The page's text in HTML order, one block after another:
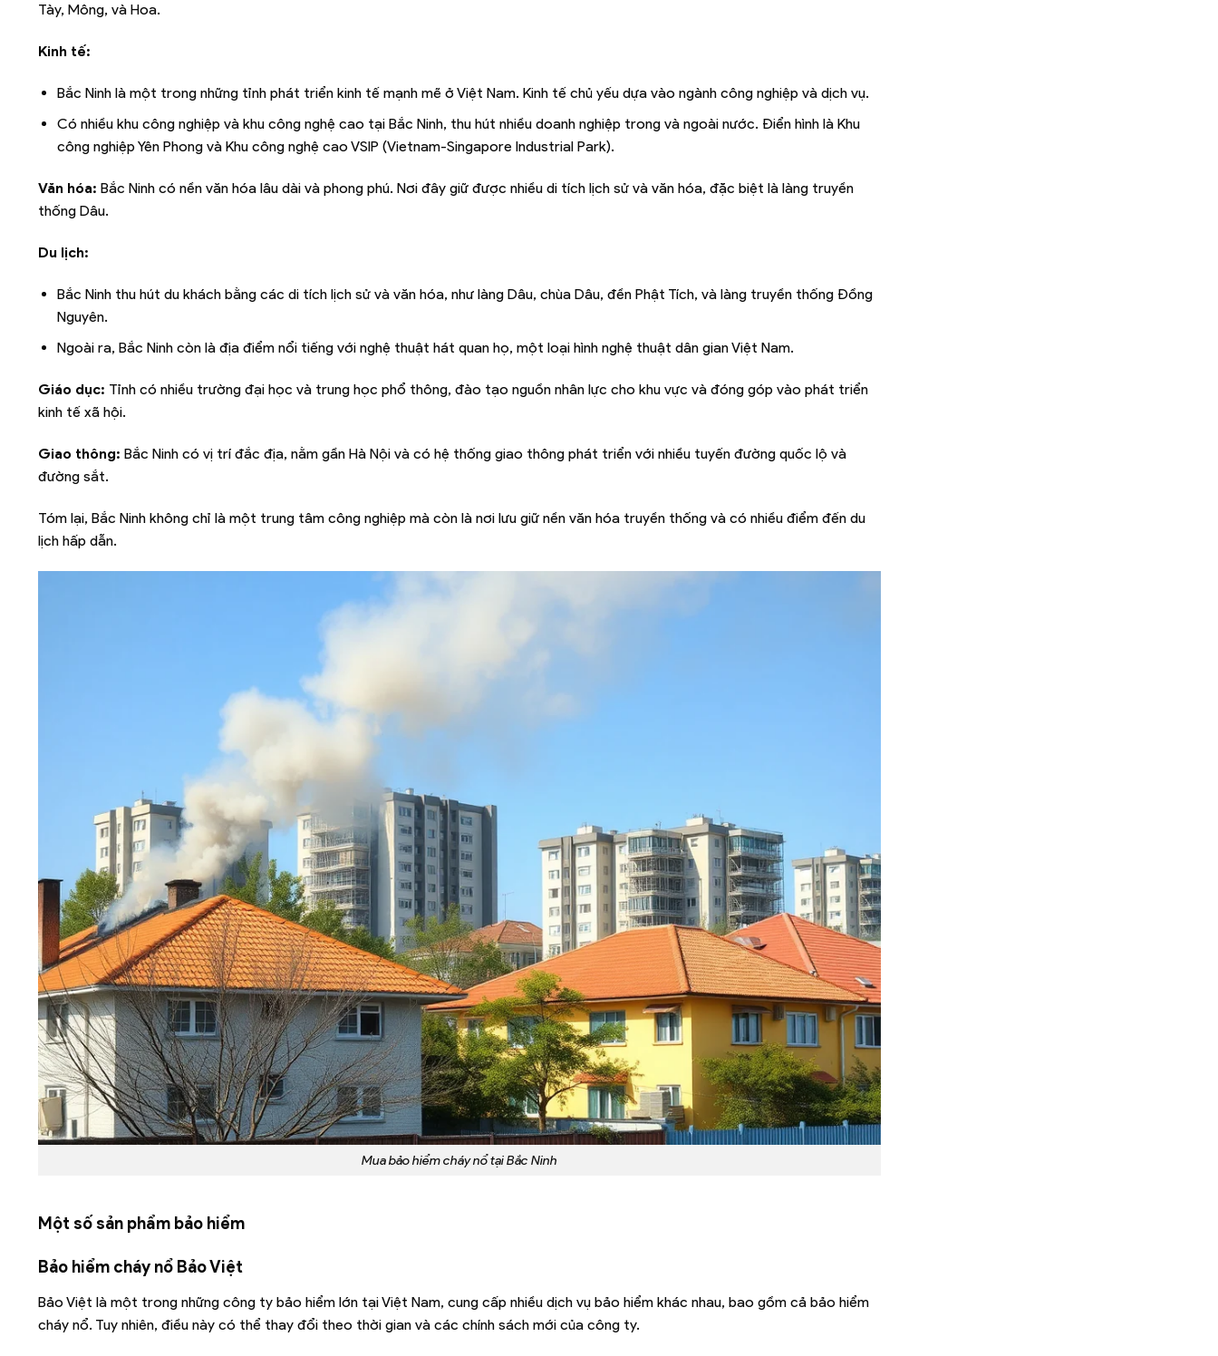
Tày, Mông, và Hoa.
Kinh tế:
Bắc Ninh là một trong những tỉnh phát triển kinh tế mạnh mẽ ở Việt Nam. Kinh tế chủ yếu dựa vào ngành công nghiệp và dịch vụ.
Có nhiều khu công nghiệp và khu công nghệ cao tại Bắc Ninh, thu hút nhiều doanh nghiệp trong và ngoài nước. Điển hình là Khu
công nghiệp Yên Phong và Khu công nghệ cao VSIP (Vietnam-Singapore Industrial Park).
Văn hóa: Bắc Ninh có nền văn hóa lâu dài và phong phú. Nơi đây giữ được nhiều di tích lịch sử và văn hóa, đặc biệt là làng truyền
thống Dâu.
Du lịch:
Bắc Ninh thu hút du khách bằng các di tích lịch sử và văn hóa, như làng Dâu, chùa Dâu, đền Phật Tích, và làng truyền thống Đồng
Nguyên.
Ngoài ra, Bắc Ninh còn là địa điểm nổi tiếng với nghệ thuật hát quan họ, một loại hình nghệ thuật dân gian Việt Nam.
Giáo dục: Tỉnh có nhiều trường đại học và trung học phổ thông, đào tạo nguồn nhân lực cho khu vực và đóng góp vào phát triển
kinh tế xã hội.
Giao thông: Bắc Ninh có vị trí đắc địa, nằm gần Hà Nội và có hệ thống giao thông phát triển với nhiều tuyến đường quốc lộ và
đường sắt.
Tóm lại, Bắc Ninh không chỉ là một trung tâm công nghiệp mà còn là nơi lưu giữ nền văn hóa truyền thống và có nhiều điểm đến du
lịch hấp dẫn.
Mua bảo hiểm cháy nổ tại Bắc Ninh
Một số sản phẩm bảo hiểm
Bảo hiểm cháy nổ Bảo Việt
Bảo Việt là một trong những công ty bảo hiểm lớn tại Việt Nam, cung cấp nhiều dịch vụ bảo hiểm khác nhau, bao gồm cả bảo hiểm
cháy nổ. Tuy nhiên, điều này có thể thay đổi theo thời gian và các chính sách mới của công ty.